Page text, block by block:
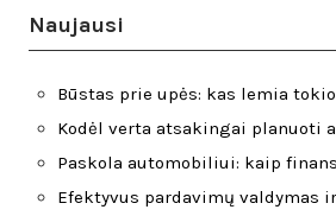
Naujausi
Būstas prie upės: kas lemia
Kodėl verta atsakingai planuoti
Paskola automobiliui: kaip
Efektyvus pardavimų valdymas